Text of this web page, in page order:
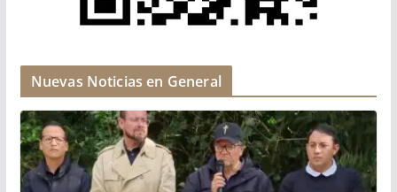
Nuevas Noticias en General